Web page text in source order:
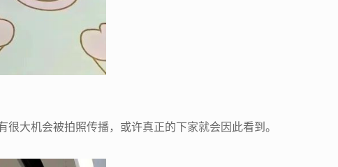
大机会被拍照传播，或许真正的下家就会因此看到。